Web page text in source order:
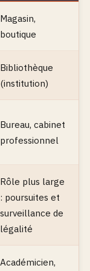
Magasin,
boutique
Bibliothèque
(institution)
Bureau, cabinet
professionnel
Rôle plus large
: poursuites et
surveillance de
légalité
Académicien,